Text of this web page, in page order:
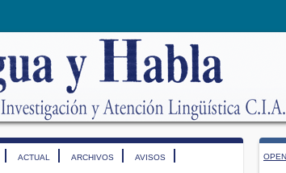
ACTUAL ARCHIVOS AVISOS